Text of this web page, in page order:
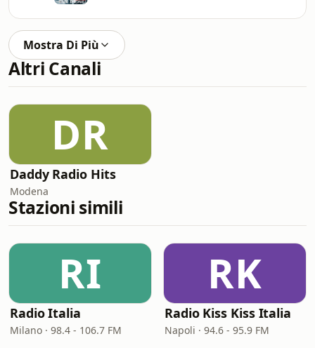
Mostra Di Più
Altri Canali
DR
Daddy Radio Hits
Modena
Stazioni simili
RI
Radio Italia
Milano · 98.4 - 106.7 FM
RK
Radio Kiss Kiss Italia
Napoli · 94.6 - 95.9 FM